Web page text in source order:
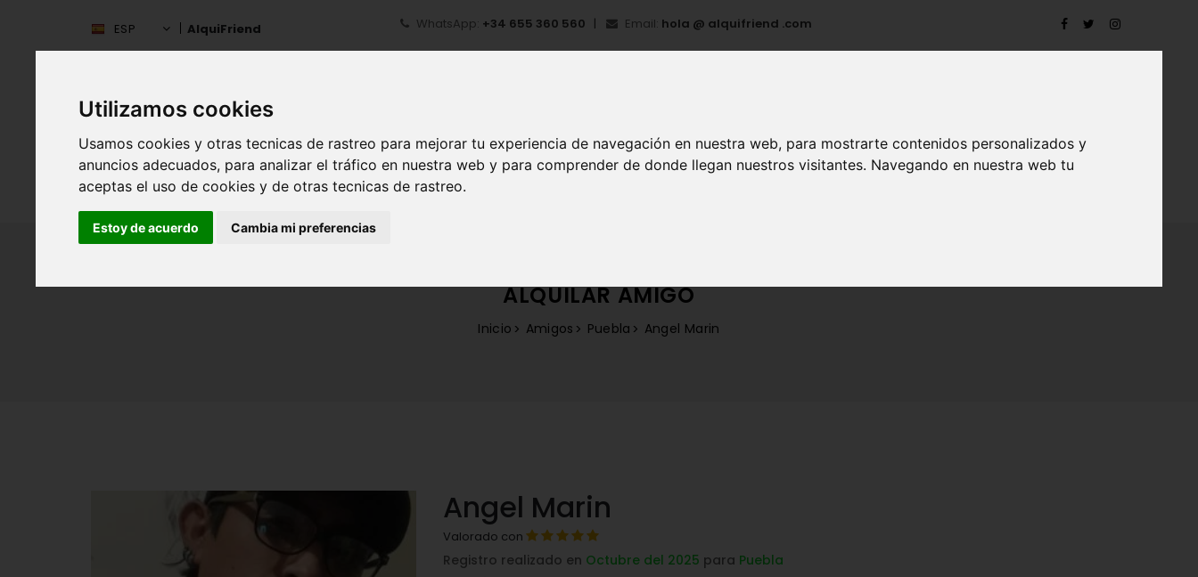
Utilizamos cookies
Usamos cookies y otras tecnicas de rastreo para mejorar tu experiencia de navegación en nuestra web, para mostrarte contenidos personalizados y
anuncios adecuados, para analizar el tráfico en nuestra web y para comprender de donde llegan nuestros visitantes. Navegando en nuestra web tu
aceptas el uso de cookies y de otras tecnicas de rastreo.
Estoy de acuerdo Cambia mi preferencias
ESP AlquiFriend WhatsApp: +34 655 360 560 Email: hola @ alquifriend .com
ESPAÑA INICIO ¿QUÉ ES ALQUIFRIEND?
ALQUILAR AMIGO
Inicio Amigos Puebla Angel Marin
Angel Marin
Valorado con
Registro realizado en Octubre del 2025 para Puebla